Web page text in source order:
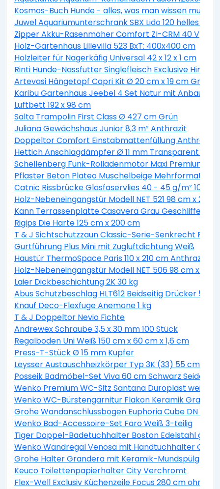
Kosmos-Buch Hunde - alles, was man wissen muss
Juwel Aquariumunterschrank SBX Lido 120 helles Holz
Zipper Akku-Rasenmäher Comfort ZI-CRM 40 V
Holz-Gartenhaus Lillevilla 523 BxT: 400x400 cm
Holzleiter für Nagerkäfig Universal 42 x 12 x 1 cm
Rinti Hunde-Nassfutter Singlefleisch Exclusive Hirsch
Artevasi Hängetopf Capri Kit Ø 20 cm x 19 cm Grün
Karibu Gartenhaus Jeebel 4 Set Natur mit
Luftbett 192 x 98 cm
Salta Trampolin First Class Ø 427 cm Grün
Juliana Gewächshaus Junior 8,3 m² Anthrazit
Doppeltor Comfort Einstabmattenfüllung Anthrazit
Hettich Anschlagdämpfer Ø 11 mm Transparent
Schellenberg Funk-Rolladenmotor Maxi Premium 20
Pflaster Beton Plateo Muschelbeige Mehrformat
Catnic Rissbrücke Glasfaservlies 40 - 45 g/m² 10 cm
Holz-Nebeneingangstür Modell NET 521 98 cm x 200
Kann Terrassenplatte Casavera Grau Geschliffen
Rigips Die Harte 125 cm x 200 cm
T & J Sichtschutzzaun Classic-Serie-Senkrecht Ranki
Gurtführung Plus Mini mit Zugluftdichtung Weiß
Haustür ThermoSpace Paris 110 x 210 cm Anthrazit
Holz-Nebeneingangstür Modell NET 506 98 cm x
Laier Dickbeschichtung 2K 30 kg
Abus Schutzbeschlag HLT612 Beidseitig Drücker 52
Knauf Deco-Flexfuge Anemone 1 kg
T & J Doppeltor Nevio Fichte
Andrewex Schraube 3,5 x 30 mm 100 Stück
Regalboden Uni Weiß 150 cm x 60 cm x 1,6 cm
Press-T-Stück Ø 15 mm Kupfer
Leysser Austauschheizkörper Typ 3K (33) 55 cm x
Posseik Badmöbel-Set Viva 60 cm Schwarz
Wenko Premium WC-Sitz Santana Duroplast weiß
Wenko WC-Bürstengarnitur Flakon Keramik Grau
Grohe Wandanschlussbogen Euphoria Cube DN 15
Wenko Bad-Accessoire-Set Faro Weiß 3-teilig
Tiger Doppel-Badetuchhalter Boston Edelstahl
Wenko Wandregal Venosa mit Handtuchhalter Glas
Grohe Halter Grandera mit Keramik-Mundspülglas
Keuco Toilettenpapierhalter City Verchromt
Flex-Well Exclusiv Küchenzeile Focus 280 cm ohne